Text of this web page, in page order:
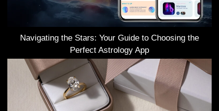
Navigating the Stars: Your Guide to Choosing the
Perfect Astrology App